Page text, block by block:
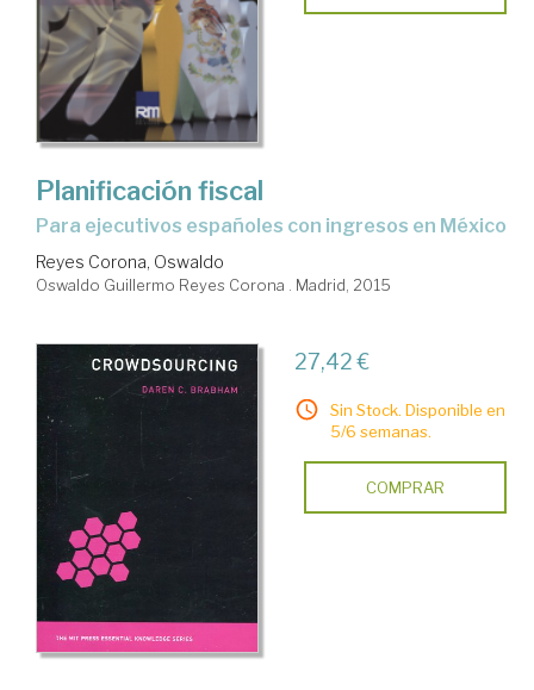
Planificación fiscal
para ejecutivos españoles con ingresos en México
Reyes Corona, Oswaldo
Oswaldo Guillermo Reyes Corona . Madrid, 2015
27,42 €
Sin Stock. Disponible en
5/6 semanas.
COMPRAR